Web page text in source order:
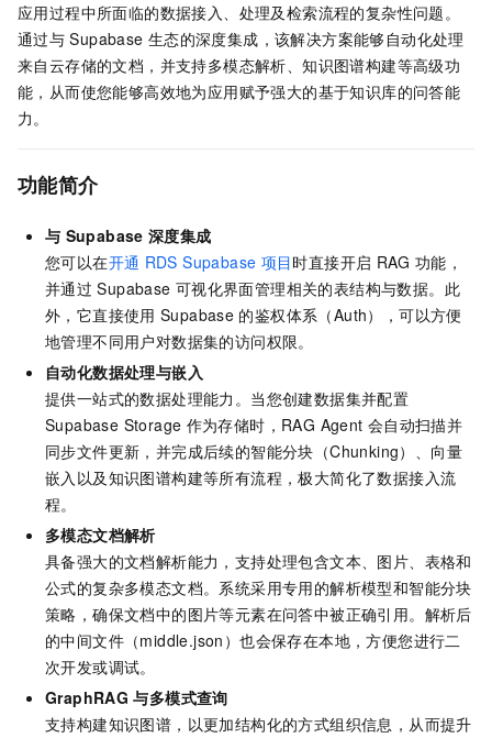
应用过程中所面临的数据接入、处理及检索流程的复杂性问题。
通过与 Supabase 生态的深度集成，该解决方案能够自动化处理
来自云存储的文档，并支持多模态解析、知识图谱构建等高级功
能，从而使您能够高效地为应用赋予强大的基于知识库的问答能
力。
功能简介
与 Supabase 深度集成
您可以在开通 RDS Supabase 项目时直接开启 RAG 功能，
并通过 Supabase 可视化界面管理相关的表结构与数据。此
外，它直接使用 Supabase 的鉴权体系（Auth），可以方便
地管理不同用户对数据集的访问权限。
自动化数据处理与嵌入
提供一站式的数据处理能力。当您创建数据集并配置
Supabase Storage 作为存储时，RAG Agent 会自动扫描并
同步文件更新，并完成后续的智能分块（Chunking）、向量
嵌入以及知识图谱构建等所有流程，极大简化了数据接入流
程。
多模态文档解析
具备强大的文档解析能力，支持处理包含文本、图片、表格和
公式的复杂多模态文档。系统采用专用的解析模型和智能分块
策略，确保文档中的图片等元素在问答中被正确引用。解析后
的中间文件（middle.json）也会保存在本地，方便您进行二
次开发或调试。
GraphRAG 与多模式查询
支持构建知识图谱，以更加结构化的方式组织信息，从而提升